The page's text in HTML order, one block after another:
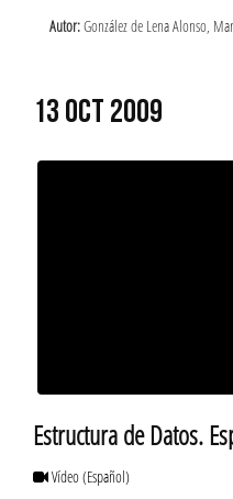
Autor:González de Lena Alonso,
13 OCT 2009
Estructura de Datos.
Vídeo(Español)